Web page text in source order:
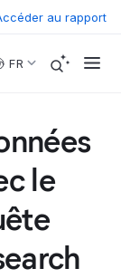
Wave™ :
au rapport
FR
le